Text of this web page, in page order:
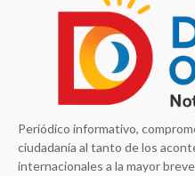
Periódico informativo,
ciudadanía al tanto de los
internacionales a la mayor